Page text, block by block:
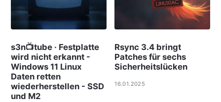
s3n📺tube · Festplatte
wird nicht erkannt -
Windows 11 Linux
Daten retten
wiederherstellen - SSD
und M2
Rsync 3.4 bringt
Patches für sechs
Sicherheitslücken
16.01.2025